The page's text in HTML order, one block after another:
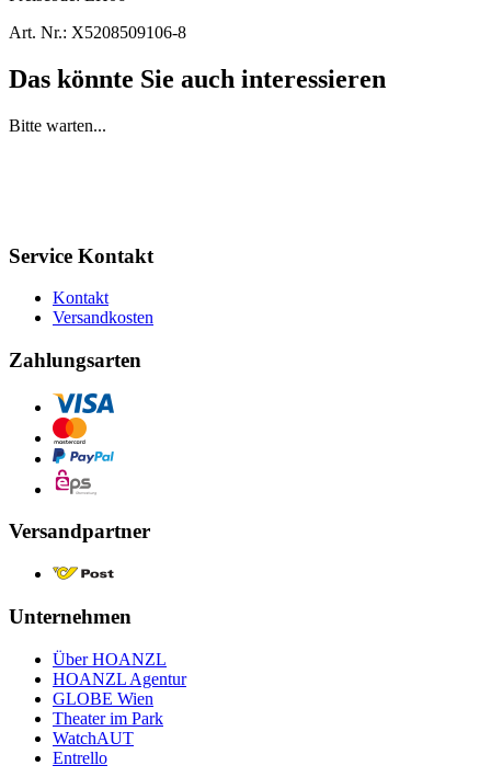
Art. Nr.: X5208509106-8
Das könnte Sie auch interessieren
Bitte warten...
Service Kontakt
Kontakt
Versandkosten
Zahlungsarten
Versandpartner
Unternehmen
Über HOANZL
HOANZL Agentur
GLOBE Wien
Theater im Park
WatchAUT
Entrello